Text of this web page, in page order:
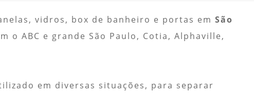
vidros, box de banheiro e portas em São
o ABC e grande São Paulo, Cotia, Alphaville,
em diversas situações, para separar